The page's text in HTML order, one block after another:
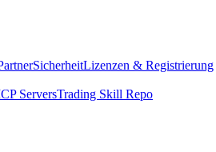
SicherheitLizenzen & Registrierung
ServersTrading Skill Repo